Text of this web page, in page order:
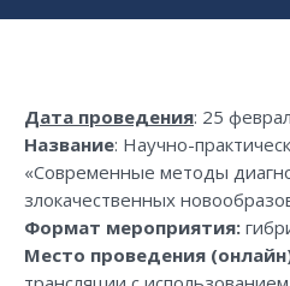
Дата проведения: 25
Название: Научно-
«Современные методы
злокачественных
Формат мероприятия:
Место проведения